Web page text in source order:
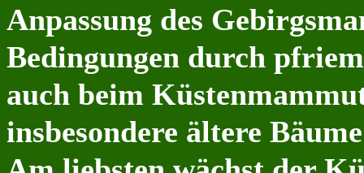
Anpassung des
Bedingungen durch
auch beim
insbesondere ältere